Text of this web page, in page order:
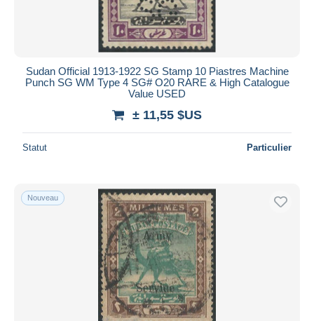
Sudan Official 1913-1922 SG Stamp 10 Piastres Machine
Punch SG WM Type 4 SG# O20 RARE & High Catalogue
Value USED
± 11,55 $US
Statut Particulier
Nouveau